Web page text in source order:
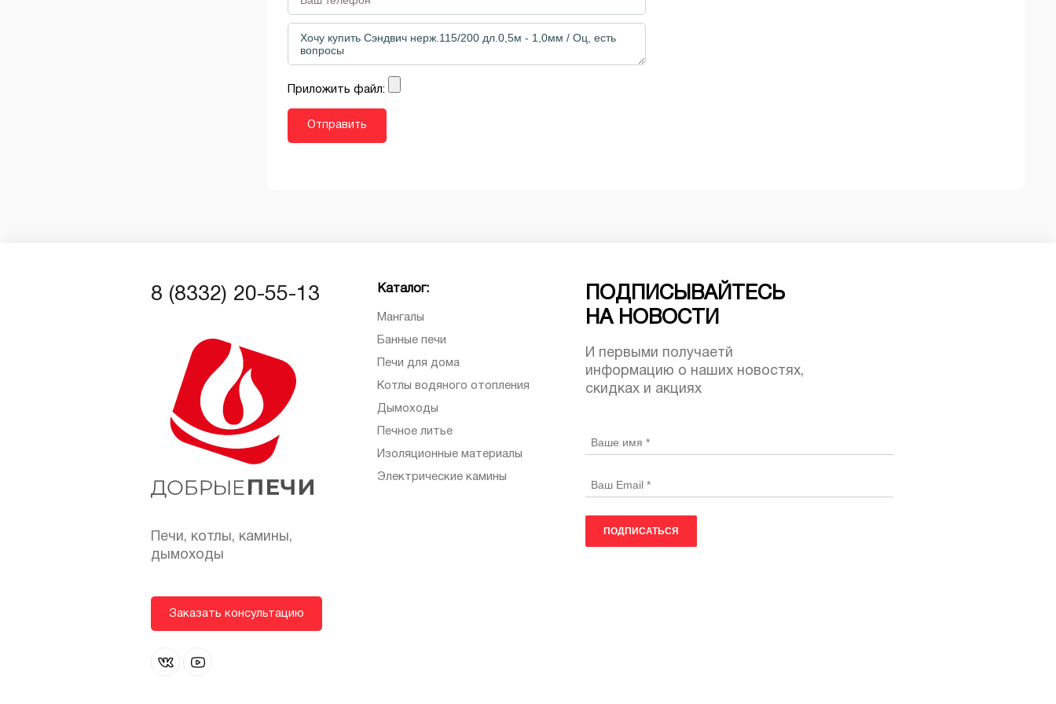
Приложить файл:
8 (8332) 20-55-13
Печи, котлы, камины,
дымоходы
Заказать консультацию
Каталог:
Мангалы
Банные печи
Печи для дома
Котлы водяного отопления
Дымоходы
Печное литье
Изоляционные материалы
Электрические камины
ПОДПИСЫВАЙТЕСЬ
НА НОВОСТИ
И первыми получаетй
информацию о наших новостях,
скидках и акциях